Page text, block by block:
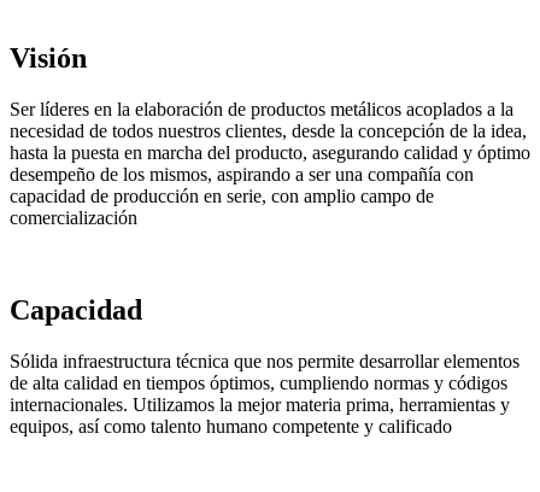
Visión
Ser líderes en la elaboración de productos metálicos acoplados a la
necesidad de todos nuestros clientes, desde la concepción de la idea,
hasta la puesta en marcha del producto, asegurando calidad y óptimo
desempeño de los mismos, aspirando a ser una compañía con
capacidad de producción en serie, con amplio campo de
comercialización
Capacidad
Sólida infraestructura técnica que nos permite desarrollar elementos
de alta calidad en tiempos óptimos, cumpliendo normas y códigos
internacionales. Utilizamos la mejor materia prima, herramientas y
equipos, así como talento humano competente y calificado